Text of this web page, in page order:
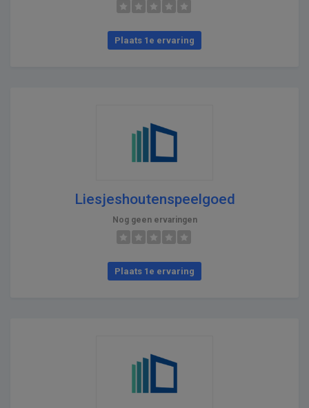
Plaats 1e ervaring
Liesjeshoutenspeelgoed
Nog geen ervaringen
Plaats 1e ervaring